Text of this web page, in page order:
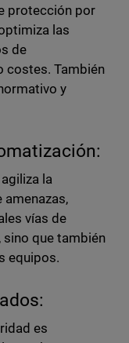
protección por
las
de
costes. También
y
la
vías de
que también
equipos.
es